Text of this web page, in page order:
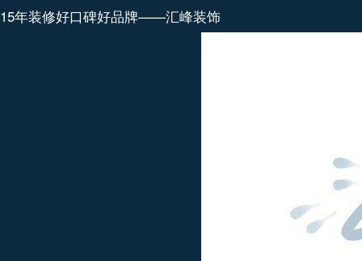
15年装修好口碑好品牌——汇峰装饰